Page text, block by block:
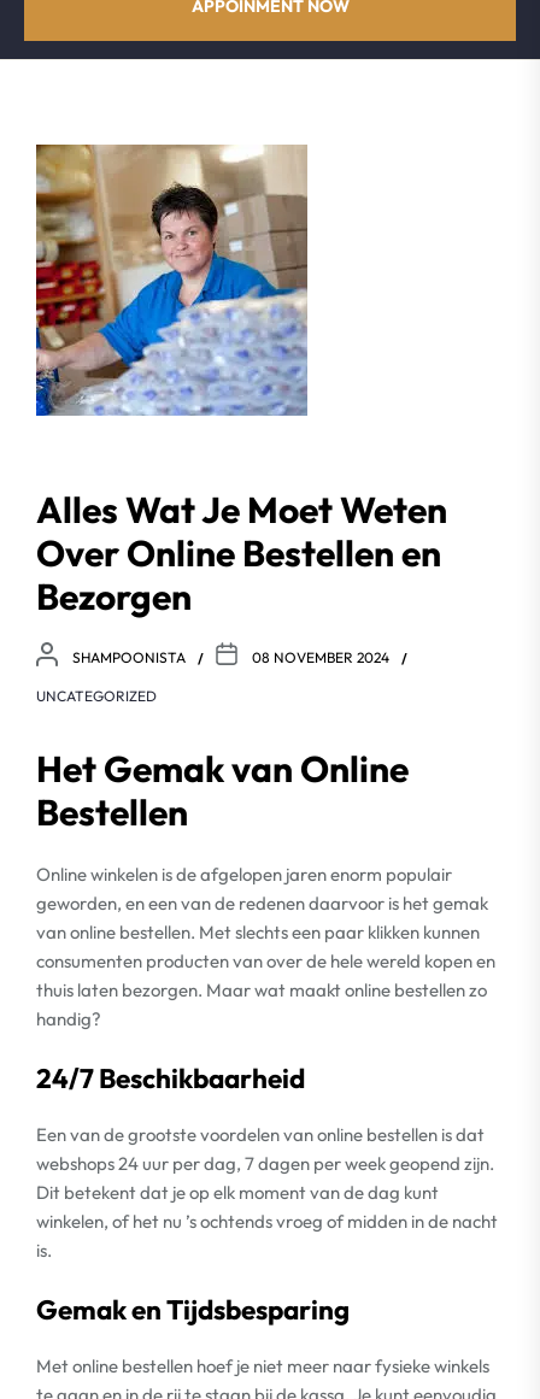
APPOINMENT NOW
Alles Wat Je Moet Weten
Over Online Bestellen en
Bezorgen
SHAMPOONISTA 08 NOVEMBER 2024
UNCATEGORIZED
Het Gemak van Online
Bestellen
Online winkelen is de afgelopen jaren enorm populair
geworden, en een van de redenen daarvoor is het gemak
van online bestellen. Met slechts een paar klikken kunnen
consumenten producten van over de hele wereld kopen en
thuis laten bezorgen. Maar wat maakt online bestellen zo
handig?
24/7 Beschikbaarheid
Een van de grootste voordelen van online bestellen is dat
webshops 24 uur per dag, 7 dagen per week geopend zijn.
Dit betekent dat je op elk moment van de dag kunt
winkelen, of het nu ’s ochtends vroeg of midden in de nacht
is.
Gemak en Tijdsbesparing
Met online bestellen hoef je niet meer naar fysieke winkels